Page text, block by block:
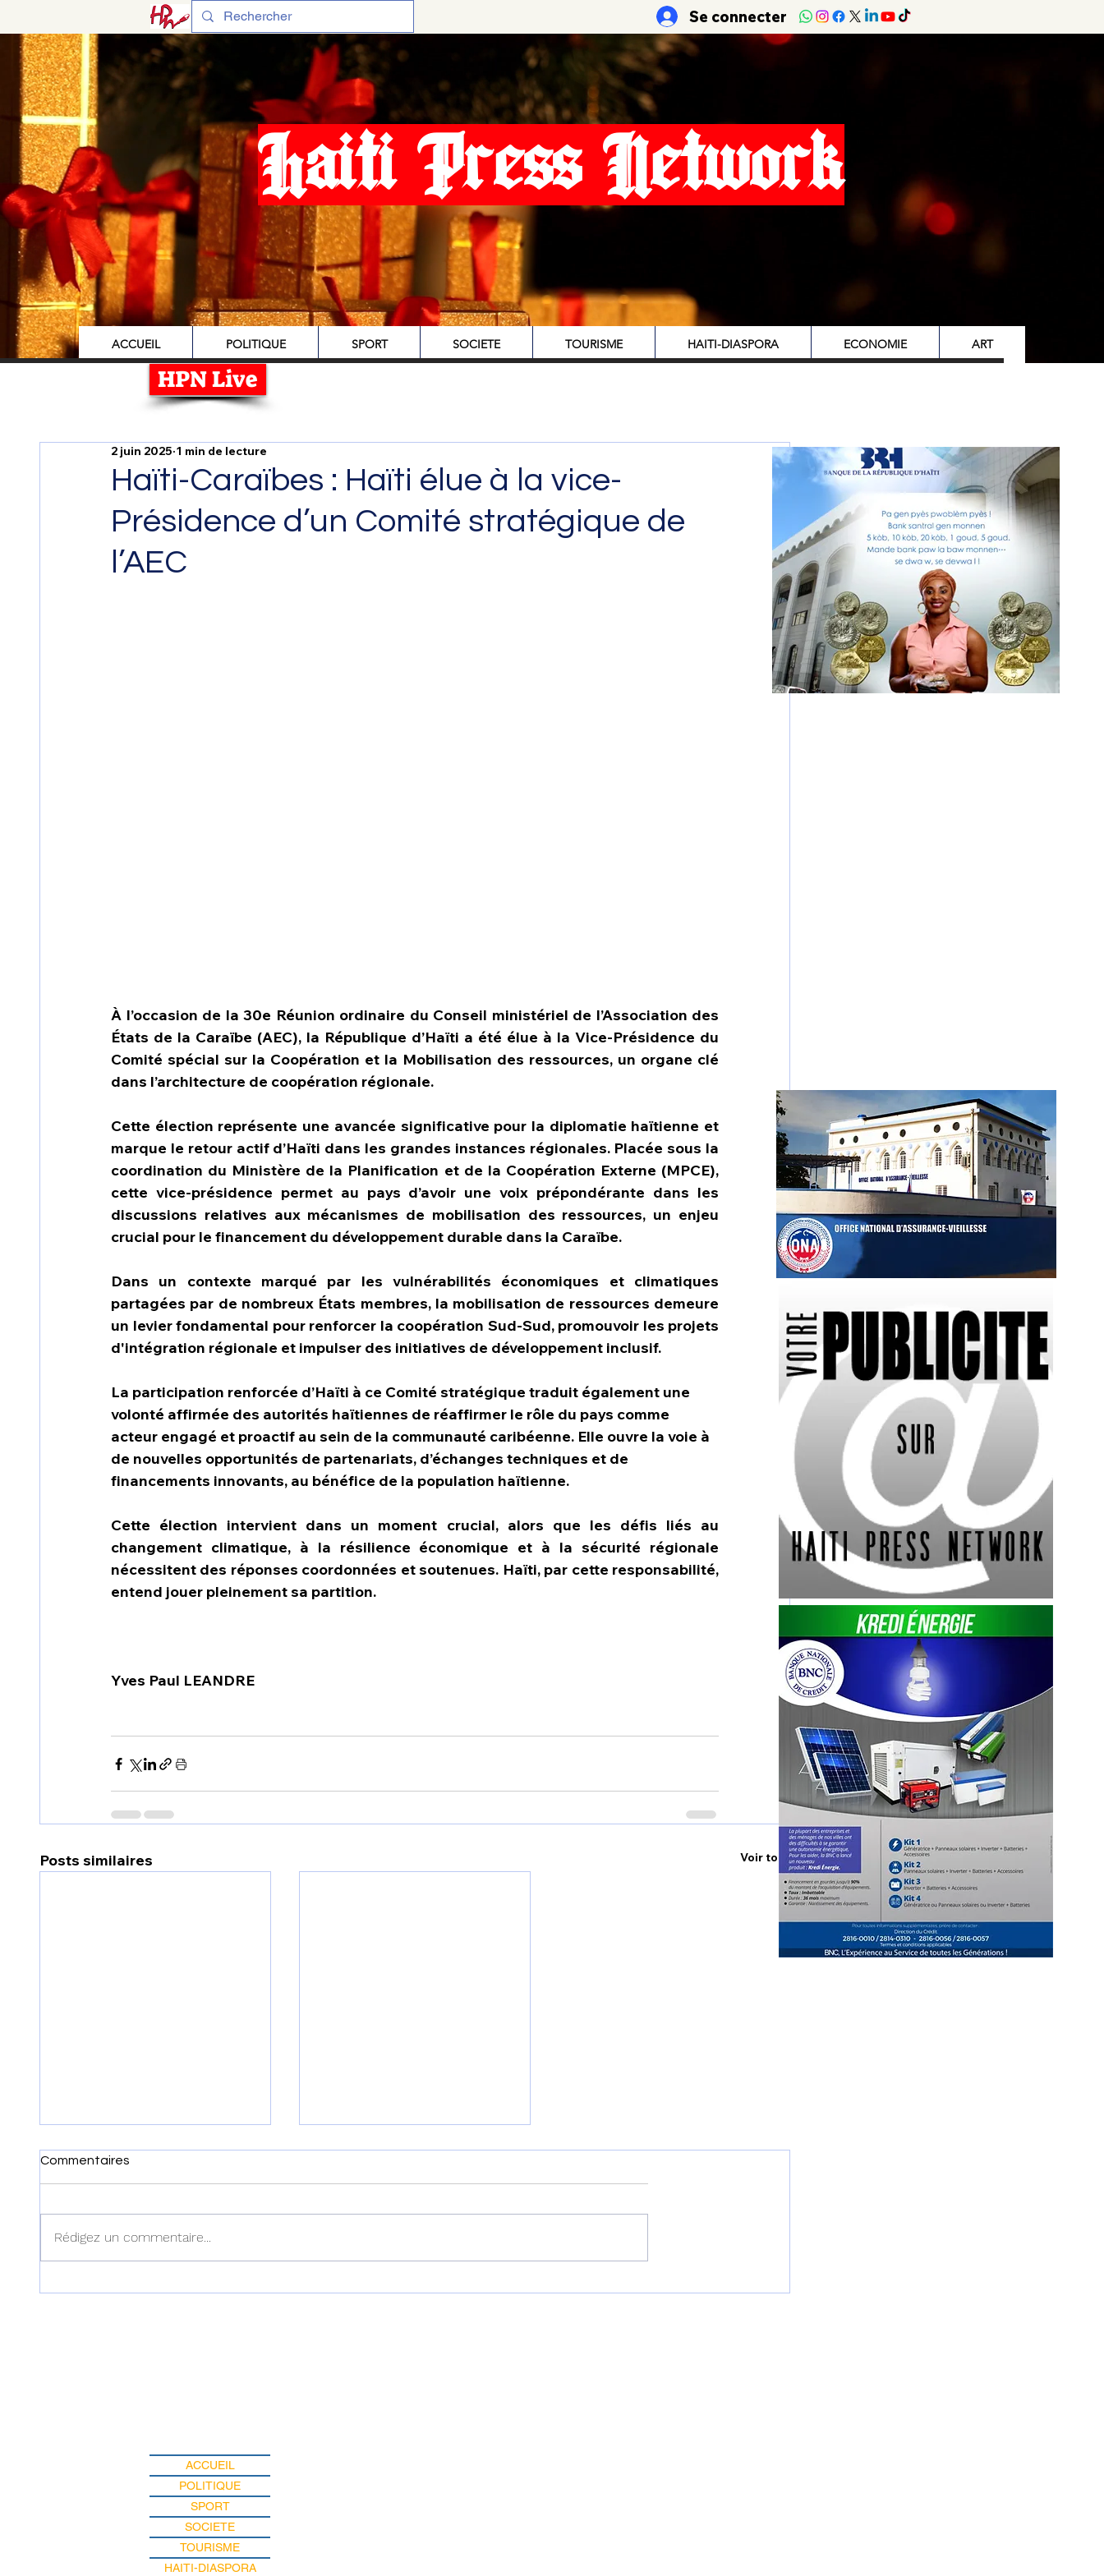
Se connecter
Haiti Press Network
ACCUEIL POLITIQUE SPORT SOCIETE TOURISME HAITI-DIASPORA ECONOMIE ART
HPN Live
Haïti-Caraïbes : Haïti élue à la vice-
Présidence d’un Comité stratégique de
l’AEC
2 juin 2025 1 min de lecture
À l’occasion de la 30e Réunion ordinaire du Conseil ministériel de l’Association des
États de la Caraïbe (AEC), la République d’Haïti a été élue à la Vice-Présidence du
Comité spécial sur la Coopération et la Mobilisation des ressources, un organe clé
dans l’architecture de coopération régionale.
Cette élection représente une avancée significative pour la diplomatie haïtienne et
marque le retour actif d’Haïti dans les grandes instances régionales. Placée sous la
coordination du Ministère de la Planification et de la Coopération Externe (MPCE),
cette vice-présidence permet au pays d’avoir une voix prépondérante dans les
discussions relatives aux mécanismes de mobilisation des ressources, un enjeu
crucial pour le financement du développement durable dans la Caraïbe.
Dans un contexte marqué par les vulnérabilités économiques et climatiques
partagées par de nombreux États membres, la mobilisation de ressources demeure
un levier fondamental pour renforcer la coopération Sud-Sud, promouvoir les projets
d'intégration régionale et impulser des initiatives de développement inclusif.
La participation renforcée d’Haïti à ce Comité stratégique traduit également une
volonté affirmée des autorités haïtiennes de réaffirmer le rôle du pays comme
acteur engagé et proactif au sein de la communauté caribéenne. Elle ouvre la voie à
de nouvelles opportunités de partenariats, d’échanges techniques et de
financements innovants, au bénéfice de la population haïtienne.
Cette élection intervient dans un moment crucial, alors que les défis liés au
changement climatique, à la résilience économique et à la sécurité régionale
nécessitent des réponses coordonnées et soutenues. Haïti, par cette responsabilité,
entend jouer pleinement sa partition.
Yves Paul LEANDRE
Posts similaires Voir tout
des mesures pour une
examens officiels enlevés
Commentaires
Rédigez un commentaire...
ACCUEIL
POLITIQUE
SPORT
SOCIETE
TOURISME
HAITI-DIASPORA